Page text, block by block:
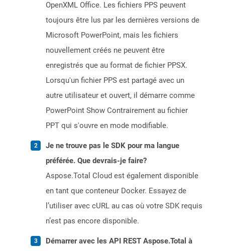
OpenXML Office. Les fichiers PPS peuvent
toujours être lus par les dernières versions de
Microsoft PowerPoint, mais les fichiers
nouvellement créés ne peuvent être
enregistrés que au format de fichier PPSX.
Lorsqu'un fichier PPS est partagé avec un
autre utilisateur et ouvert, il démarre comme
PowerPoint Show Contrairement au fichier
PPT qui s'ouvre en mode modifiable.
Je ne trouve pas le SDK pour ma langue
préférée. Que devrais-je faire?
Aspose.Total Cloud est également disponible
en tant que conteneur Docker. Essayez de
l’utiliser avec cURL au cas où votre SDK requis
n’est pas encore disponible.
Démarrer avec les API REST Aspose.Total à